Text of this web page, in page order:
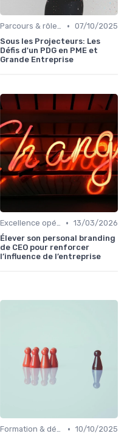
Parcours & rôle du CEO • 07/10/2025
Sous les Projecteurs: Les
Défis d'un PDG en PME et
Grande Entreprise
Excellence opérationnelle • 13/03/2026
Élever son personal branding
de CEO pour renforcer
l’influence de l’entreprise
Formation & développement du leadership • 10/10/2025